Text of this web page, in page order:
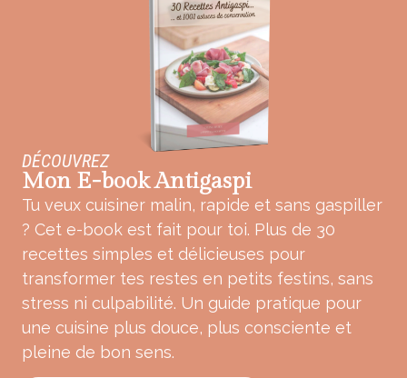
DÉCOUVREZ
Mon E-book Antigaspi
Tu veux cuisiner malin, rapide et sans gaspiller
? Cet e-book est fait pour toi. Plus de 30
recettes simples et délicieuses pour
transformer tes restes en petits festins, sans
stress ni culpabilité. Un guide pratique pour
une cuisine plus douce, plus consciente et
pleine de bon sens.